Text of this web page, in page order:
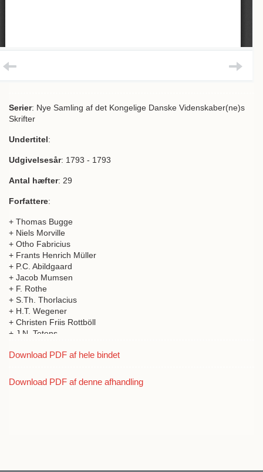
Serier: Nye Samling af det Kongelige Danske Videnskaber(ne)s
Skrifter
Undertitel:
Udgivelsesår: 1793 - 1793
Antal hæfter: 29
Forfattere:
+ Thomas Bugge
+ Niels Morville
+ Otho Fabricius
+ Frants Henrich Müller
+ P.C. Abildgaard
+ Jacob Mumsen
+ F. Rothe
+ S.Th. Thorlacius
+ H.T. Wegener
+ Christen Friis Rottböll
+ J.N. Tetens
+ H. Strøm
+ Adam Wilhelm Hauch
Download PDF af hele bindet
Download PDF af denne afhandling